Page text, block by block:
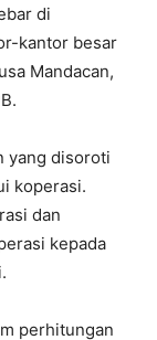
di
kantor besar
Mandacan,
yang disoroti
koperasi.
dan
kepada
perhitungan